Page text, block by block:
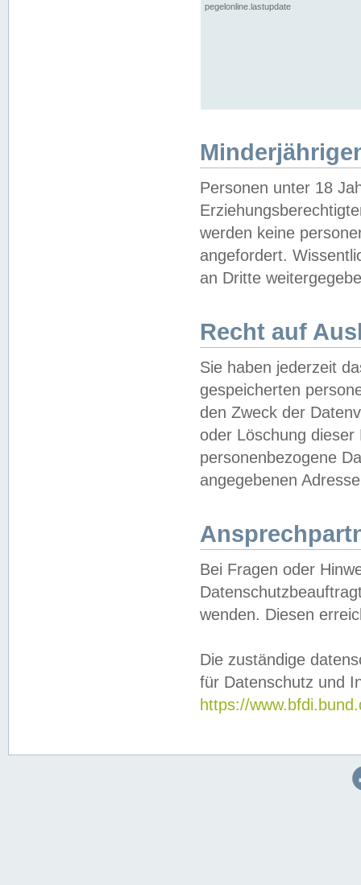
pegelonline.lastupdate
Personen unter 18
werden keine
angefordert.
an Dritte
Recht auf
Sie haben jederzeit
gespeicherten
den Zweck der
oder Löschung
personenbezogene
angegebenen
Bei Fragen oder
wenden. Diesen
Die zuständige
für Datenschutz und
https://